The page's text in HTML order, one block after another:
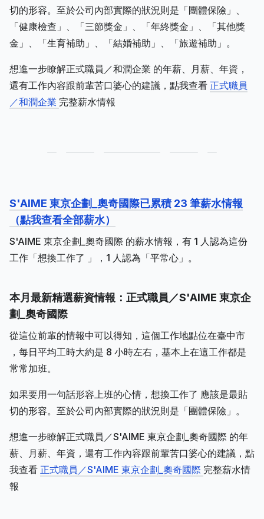
切的形容。至於公司內部實際的狀況則是「團體保險」、
「健康檢查」、「三節獎金」、「年終獎金」、「其他獎
金」、「生育補助」、「結婚補助」、「旅遊補助」。
想進一步瞭解正式職員／和潤企業 的年薪、月薪、年資，
還有工作內容跟前輩苦口婆心的建議，點我查看 正式職員
／和潤企業 完整薪水情報
S'AIME 東京企劃_奧奇國際已累積 23 筆薪水情報
（點我查看全部薪水）
S'AIME 東京企劃_奧奇國際 的薪水情報，有 1 人認為這份
工作「想換工作了 」，1 人認為「平常心」。
本月最新精選薪資情報：正式職員／S'AIME 東京企
劃_奧奇國際
從這位前輩的情報中可以得知，這個工作地點位在臺中市
，每日平均工時大約是 8 小時左右，基本上在這工作都是
常常加班。
如果要用一句話形容上班的心情，想換工作了 應該是最貼
切的形容。至於公司內部實際的狀況則是「團體保險」。
想進一步瞭解正式職員／S'AIME 東京企劃_奧奇國際 的年
薪、月薪、年資，還有工作內容跟前輩苦口婆心的建議，點
我查看 正式職員／S'AIME 東京企劃_奧奇國際 完整薪水情
報